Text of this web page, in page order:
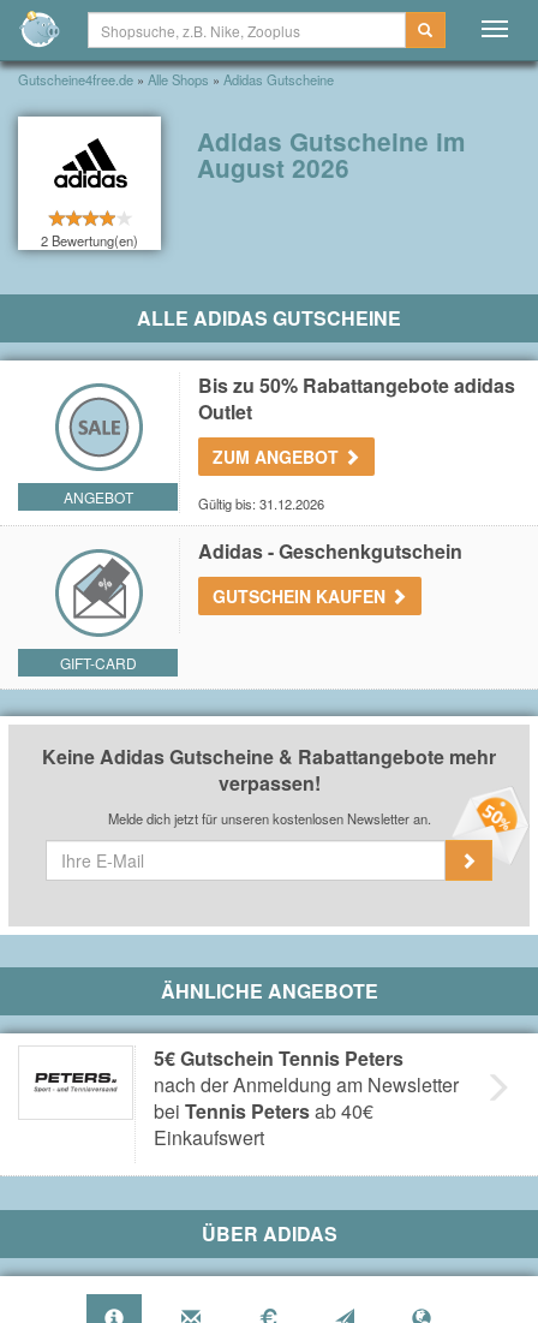
Gutscheine4free.de » Alle Shops » Adidas Gutscheine
2 Bewertung(en)
Adidas Gutscheine im
August 2026
ALLE ADIDAS GUTSCHEINE
ANGEBOT
Bis zu 50% Rabattangebote adidas
Outlet
ZUM ANGEBOT
Gültig bis: 31.12.2026
GIFT-CARD
Adidas - Geschenkgutschein
GUTSCHEIN KAUFEN
Keine Adidas Gutscheine & Rabattangebote mehr
verpassen!
Melde dich jetzt für unseren kostenlosen Newsletter an.
ÄHNLICHE ANGEBOTE
5€ Gutschein Tennis Peters
nach der Anmeldung am Newsletter
bei Tennis Petersab 40€
Einkaufswert
ÜBER ADIDAS